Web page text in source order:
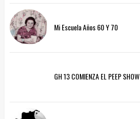
Mi Escuela Años 60 Y 70
GH 13 COMIENZA EL PEEP SHOW